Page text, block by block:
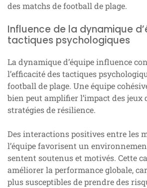
des matchs de football de plage.
Influence de la dynamique
tactiques psychologiques
La dynamique d’équipe influence
l’efficacité des tactiques
football de plage. Une équipe
bien peut amplifier l’impact des jeux
stratégies de résilience.
Des interactions positives entre les
l’équipe favorisent un
sentent soutenus et motivés. Cette
améliorer la performance globale,
plus susceptibles de prendre des